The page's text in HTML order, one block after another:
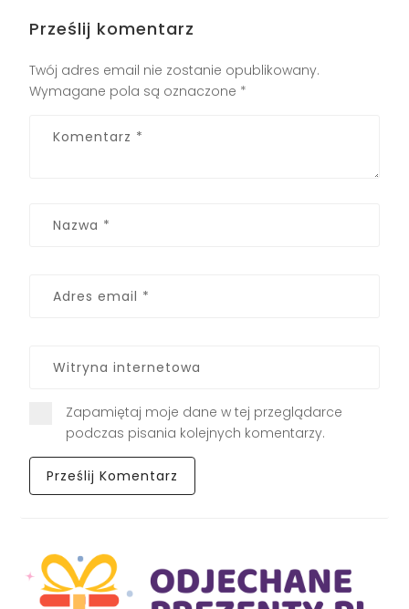
Prześlij komentarz
Twój adres email nie zostanie opublikowany.
Wymagane pola są oznaczone *
Zapamiętaj moje dane w tej przeglądarce
podczas pisania kolejnych komentarzy.